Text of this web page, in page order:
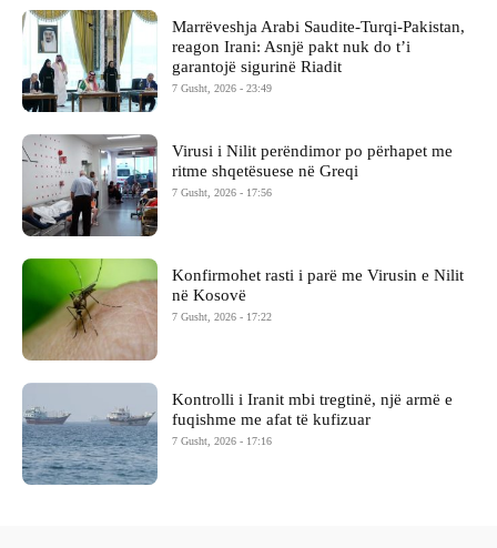
Marrëveshja Arabi Saudite-Turqi-Pakistan,
reagon Irani: Asnjë pakt nuk do t’i
garantojë sigurinë Riadit
7 Gusht, 2026 - 23:49
Virusi i Nilit perëndimor po përhapet me
ritme shqetësuese në Greqi
7 Gusht, 2026 - 17:56
Konfirmohet rasti i parë me Virusin e Nilit
në Kosovë
7 Gusht, 2026 - 17:22
Kontrolli i Iranit mbi tregtinë, një armë e
fuqishme me afat të kufizuar
7 Gusht, 2026 - 17:16